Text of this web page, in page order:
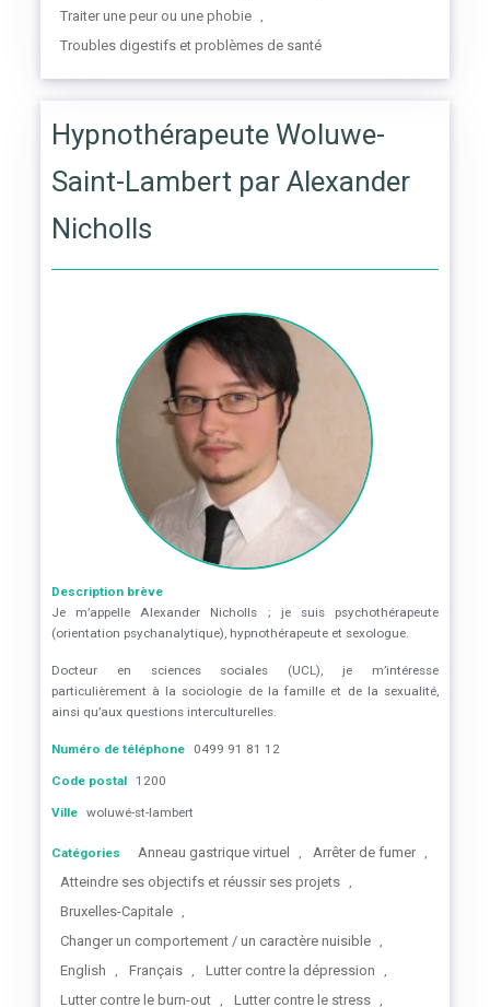
Traiter une peur ou une phobie ,
Troubles digestifs et problèmes de santé
Hypnothérapeute Woluwe-
Saint-Lambert par Alexander
Nicholls
Description brève
Je m’appelle Alexander Nicholls ; je suis psychothérapeute
(orientation psychanalytique), hypnothérapeute et sexologue.
Docteur en sciences sociales (UCL), je m’intéresse
particulièrement à la sociologie de la famille et de la sexualité,
ainsi qu’aux questions interculturelles.
Numéro de téléphone 0499 91 81 12
Code postal 1200
Ville woluwé-st-lambert
Catégories Anneau gastrique virtuel , Arrêter de fumer ,
Atteindre ses objectifs et réussir ses projets ,
Bruxelles-Capitale ,
Changer un comportement / un caractère nuisible ,
English , Français , Lutter contre la dépression ,
Lutter contre le burn-out , Lutter contre le stress ,